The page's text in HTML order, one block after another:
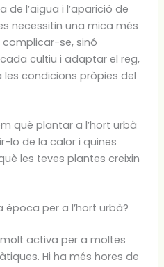
de l’aigua i l’aparició de
necessitin una mica més
complicar-se, sinó
cultiu i adaptar el reg,
condicions pròpies del
què plantar a l’hort urbà
lo de la calor i quines
les teves plantes creixin
època per a l’hort urbà?
activa per a moltes
Hi ha més hores de